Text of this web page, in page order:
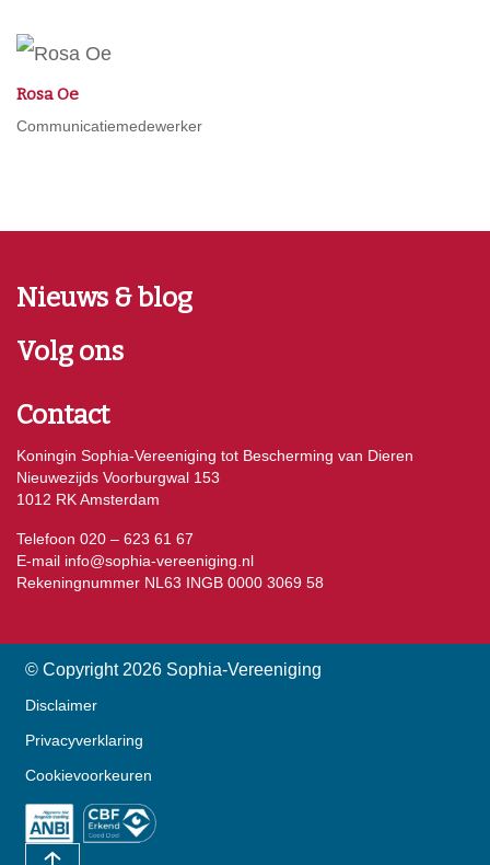
Rosa Oe
Communicatiemedewerker
Nieuws & blog
Volg ons
Contact
Koningin Sophia-Vereeniging tot Bescherming van Dieren
Nieuwezijds Voorburgwal 153
1012 RK Amsterdam
Telefoon 020 – 623 61 67
E-mail info@sophia-vereeniging.nl
Rekeningnummer NL63 INGB 0000 3069 58
© Copyright 2026 Sophia-Vereeniging
Disclaimer
Privacyverklaring
Cookievoorkeuren